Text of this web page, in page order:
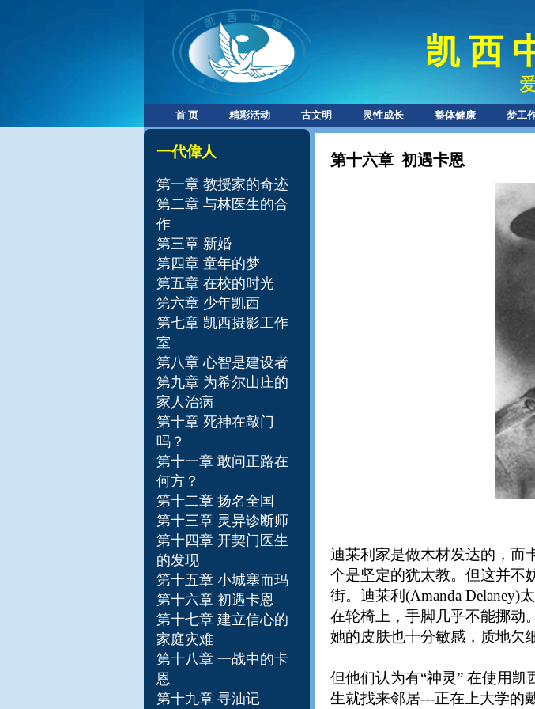
凯 西
首 页 精彩活动 古文明 灵性成长 整体健康 梦工
一代偉人
第一章 教授家的奇迹
第二章 与林医生的合
作
第三章 新婚
第四章 童年的梦
第五章 在校的时光
第六章 少年凯西
第七章 凯西摄影工作
室
第八章 心智是建设者
第九章 为希尔山庄的
家人治病
第十章 死神在敲门
吗？
第十一章 敢问正路在
何方？
第十二章 扬名全国
第十三章 灵异诊断师
第十四章 开契门医生
的发现
第十五章 小城塞而玛
第十六章 初遇卡恩
第十七章 建立信心的
家庭灾难
第十八章 一战中的卡
恩
第十九章 寻油记
第十六章 初遇卡恩
迪莱利家是做木材发达的，而
个是坚定的犹太教。但这并不
街。迪莱利(Amanda Delaney)
在轮椅上，手脚几乎不能挪动
她的皮肤也十分敏感，质地欠
但他们认为有“神灵” 在使用
生就找来邻居---正在上大学的